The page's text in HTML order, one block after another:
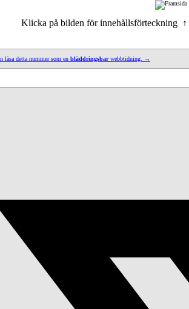
Klicka på bilden för innehållsförteckning ↑
läsa detta nummer som en bläddringsbarwebbtidning. →